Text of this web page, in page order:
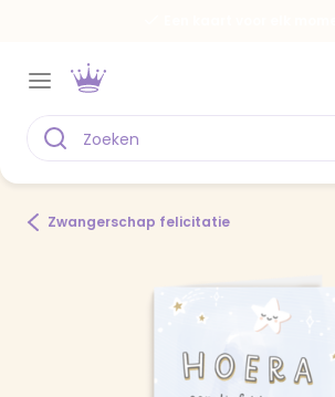
Zwangerschap felicitatie